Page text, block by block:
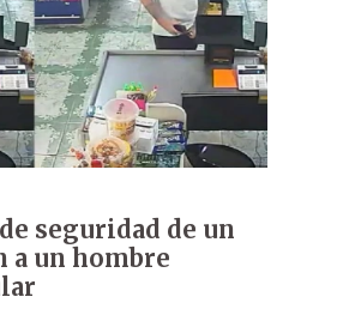
seguridad de un
a un hombre